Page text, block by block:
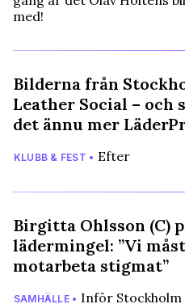
med!
Bilderna från
Leather Social – och
det ännu mer
KLUBB & FEST • Efter
Birgitta Ohlsson (C)
lädermingel: ”Vi
motarbeta stigmat”
SAMHÄLLE • Inför Stockholm